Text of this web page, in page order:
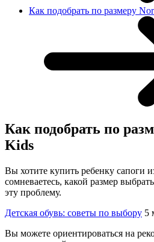
Как подобрать по размеру
Как подобрать по
Kids
Вы хотите купить ребенку сапоги
сомневаетесь, какой размер
эту проблему.
Детская обувь: советы по выбору 5
Вы можете ориентироваться на